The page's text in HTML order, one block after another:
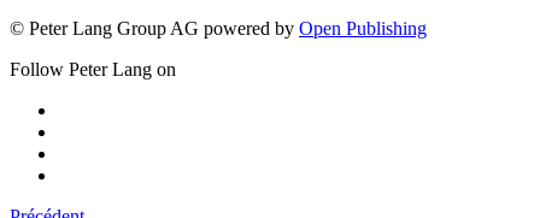
© Peter Lang Group AG powered by Open Publishing
Follow Peter Lang on